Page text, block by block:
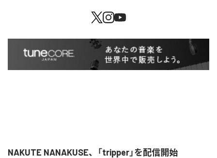
NAKUTE NANAKUSE、「tripper」を配信開始